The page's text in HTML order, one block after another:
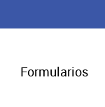
Formularios